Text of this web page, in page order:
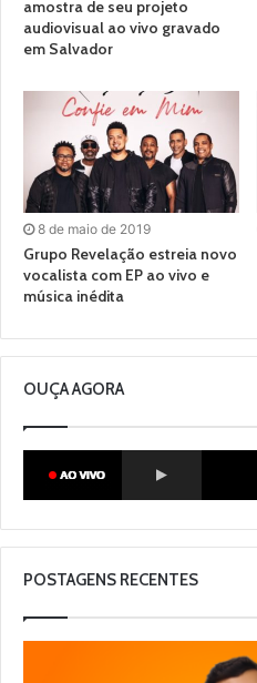
amostra de seu projeto
audiovisual ao vivo gravado
em Salvador
8 de maio de 2019
Grupo Revelação estreia novo
vocalista com EP ao vivo e
música inédita
OUÇA AGORA
POSTAGENS RECENTES